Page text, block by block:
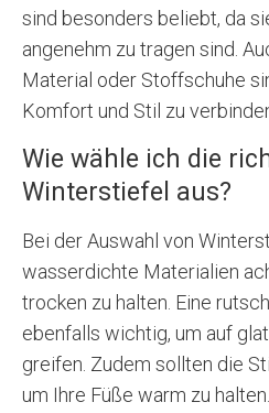
sind besonders beliebt, da
angenehm zu tragen sind.
Material oder Stoffschuhe
Komfort und Stil zu
Wie wähle ich die
Winterstiefel aus?
Bei der Auswahl von
wasserdichte Materialien
trocken zu halten. Eine
ebenfalls wichtig, um auf
greifen. Zudem sollten die
um Ihre Füße warm zu